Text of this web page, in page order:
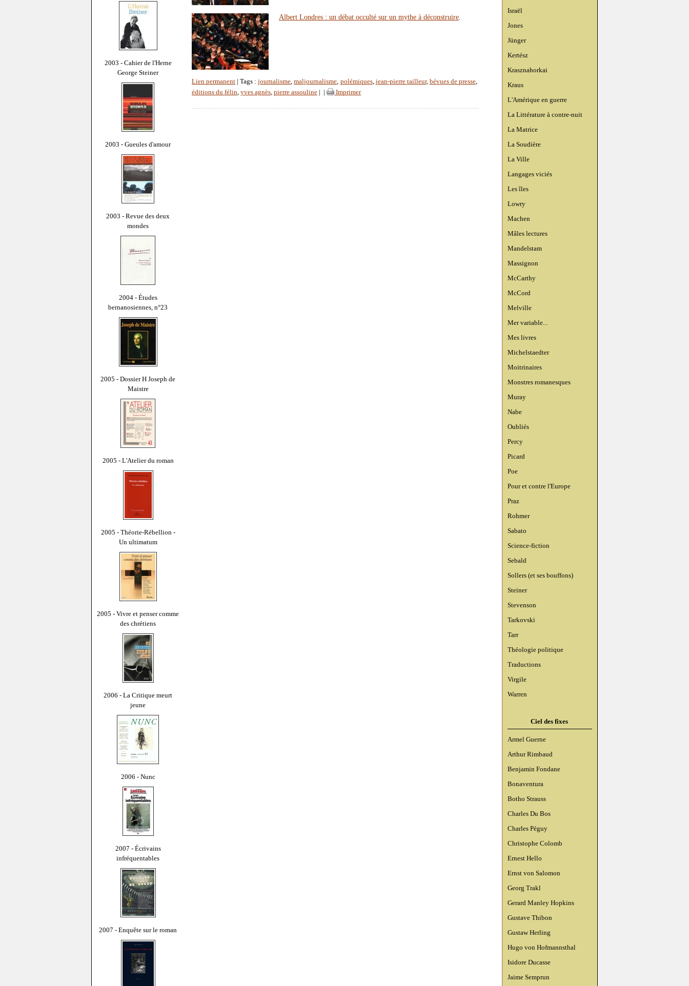
2003 - Cahier de l'Herne
George Steiner
2003 - Gueules d'amour
2003 - Revue des deux
mondes
2004 - Études
bernanosiennes, n°23
2005 - Dossier H Joseph de
Maistre
2005 - L'Atelier du roman
2005 - Théorie-Rébellion -
Un ultimatum
2005 - Vivre et penser comme
des chrétiens
2006 - La Critique meurt
jeune
2006 - Nunc
2007 - Écrivains
infréquentables
2007 - Enquête sur le roman
Israël
Jones
Jünger
Kertész
Krasznahorkai
Kraus
L'Amérique en guerre
La Littérature à contre-nuit
La Matrice
La Soudière
La Ville
Langages viciés
Les îles
Lowry
Machen
Mâles lectures
Mandelstam
Massignon
McCarthy
McCord
Melville
Mer variable...
Mes livres
Michelstaedter
Moitrinaires
Monstres romanesques
Muray
Nabe
Oubliés
Percy
Picard
Poe
Pour et contre l'Europe
Praz
Rohmer
Sabato
Science-fiction
Sebald
Sollers (et ses bouffons)
Steiner
Stevenson
Tarkovski
Tarr
Théologie politique
Traductions
Virgile
Warren
Ciel des fixes
Armel Guerne
Arthur Rimbaud
Benjamin Fondane
Bonaventura
Botho Strauss
Charles Du Bos
Charles Péguy
Christophe Colomb
Ernest Hello
Ernst von Salomon
Georg Trakl
Gerard Manley Hopkins
Gustave Thibon
Gustaw Herling
Hugo von Hofmannsthal
Isidore Ducasse
Jaime Semprun
Albert Londres : un débat occulté sur un mythe à déconstruire
Lien permanent | Tags :journalisme,maljournalisme, polémiques, jean-pierre tailleur, bévues de presse,
éditions du félin, yves agnès, pierre assouline Imprimer